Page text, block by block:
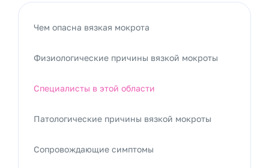
Чем опасна вязкая мокрота
Физиологические причины вязкой мокроты
Специалисты в этой области
Патологические причины вязкой мокроты
Сопровождающие симптомы